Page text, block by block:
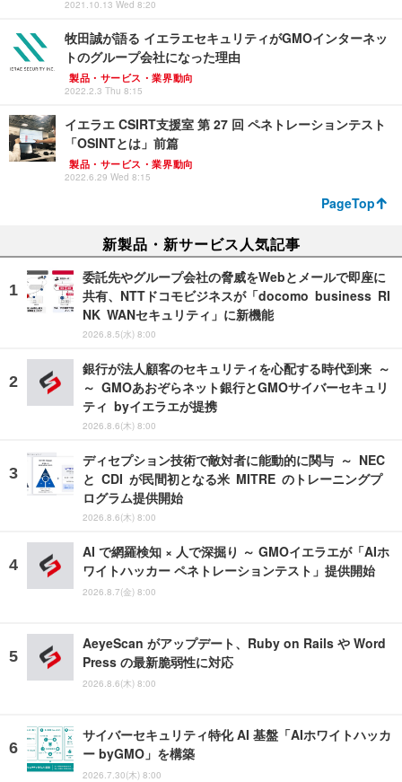
2021.10.13 Wed 8:20
牧田誠が語る イエラエセキュリティがGMOインターネッ
トのグループ会社になった理由
製品・サービス・業界動向
2022.2.3 Thu 8:15
イエラエ CSIRT支援室 第 27 回 ペネトレーションテスト
「OSINTとは」前篇
製品・サービス・業界動向
2022.6.29 Wed 8:15
PageTop
新製品・新サービス人気記事
委託先やグループ会社の脅威をWebとメールで即座に
共有、NTTドコモビジネスが「docomo business RI
NK WANセキュリティ」に新機能
2026.8.5(水) 8:00
銀行が法人顧客のセキュリティを心配する時代到来 ～
～ GMOあおぞらネット銀行とGMOサイバーセキュリ
ティ byイエラエが提携
2026.8.6(木) 8:00
ディセプション技術で敵対者に能動的に関与 ～ NEC
と CDI が民間初となる米 MITRE のトレーニングプ
ログラム提供開始
2026.8.6(木) 8:00
AI で網羅検知 × 人で深掘り ～ GMOイエラエが「AIホ
ワイトハッカー ペネトレーションテスト」提供開始
2026.8.7(金) 8:00
AeyeScan がアップデート、Ruby on Rails や Word
Press の最新脆弱性に対応
2026.8.6(木) 8:00
サイバーセキュリティ特化 AI 基盤「AIホワイトハッカ
ー byGMO」を構築
2026.7.30(木) 8:00